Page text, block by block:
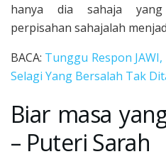
hanya dia sahaja yang
perpisahan sahajalah
BACA: Tunggu Respon
Selagi Yang Bersalah Tak
Biar masa
– Puteri Sarah